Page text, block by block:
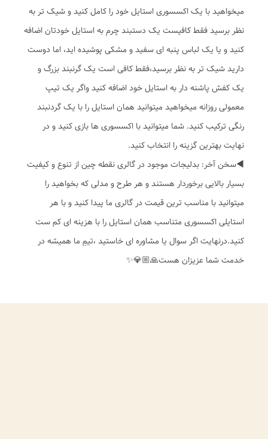
میخواهید با یک اکسسوری استایل خود را کامل کنید و شیک تر به
نظر برسید فقط کافیست یک دستبند چرم به استایل خودتان اضافه
کنید و یا یک لباس پنبه ای سفید و مشکی پوشیده اید، اما دوست
دارید شیک تر به نظر برسید،فقط کافی است یک گرنبند بزرگ و
یک کفش پاشنه دار به استایل خود اضافه کنید واگر یک تیپ
معمولی روزانه میخواهید میتوانید همان استایل را با یک گردنبند
رنگی ترکیب کنید. شما میتوانید با اکسسوری ها بازی کنید و در
نهایت بهترین گزینه را انتخاب کنید.
◀️سخن آخر: بدلیجات موجود در گالری نقطه چین از تنوع و کیفیت
بسیار بالایی برخوردار هستند و هر طرح و مدلی که بخواهید را
میتوانید با مناسب ترین قیمت در گالری ما پیدا کنید و با هر
استایلی اکسسوری متناسب همان استایل را با هزینه ای کم ست
کنید.درنهایت اگر سوال یا مشاوره ای خاستید ،تیمِ ما همیشه در
خدمت شما عزیزان هست🙏🏼💎✨️